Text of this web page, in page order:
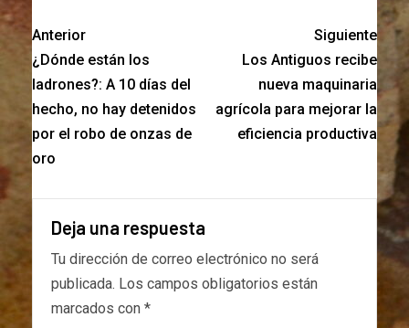
Anterior
¿Dónde están los
ladrones?: A 10 días del
hecho, no hay detenidos
por el robo de onzas de
oro
Siguiente
Los Antiguos recibe
nueva maquinaria
agrícola para mejorar la
eficiencia productiva
Deja una respuesta
Tu dirección de correo electrónico no será
publicada. Los campos obligatorios están
marcados con *